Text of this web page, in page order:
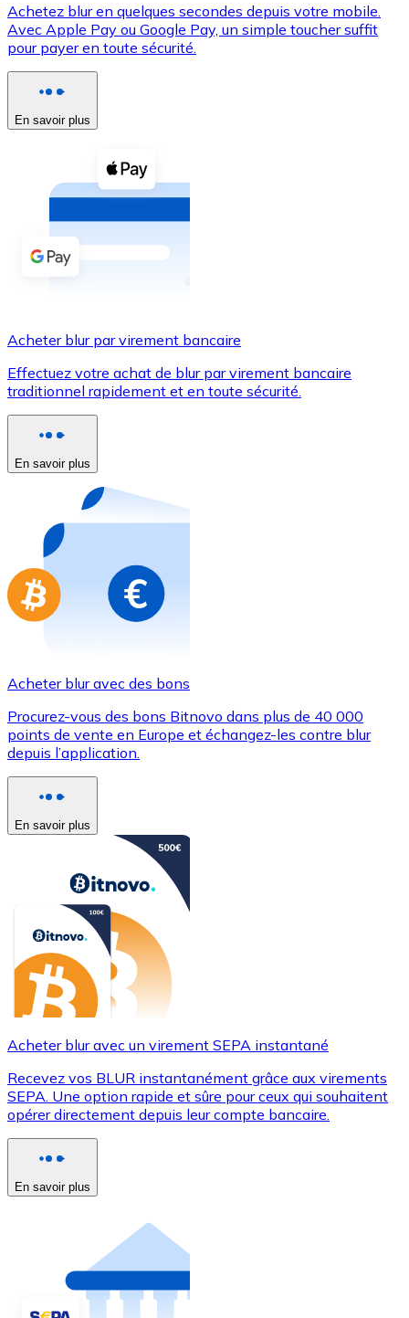
XRP
XRP
Voir toutes
Coupons crypto
Achetez des cryptomonnaies en espèces et d'autres
Acheter avec espèces
Virement SEPA
Utilisez les cartes Visa et Mastercard pour acheter
Acheter avec carte
Nouveau
Achetez des cartes-cadeaux de vos marques
Aller à la boutique de cartes-cadeaux
Achetez blur en quelques secondes depuis votre mobile.
Avec Apple Pay ou Google Pay, un simple toucher suffit
pour payer en toute sécurité.
En savoir plus
Acheter blur par virement bancaire
Effectuez votre achat de blur par virement bancaire
traditionnel rapidement et en toute sécurité.
En savoir plus
Acheter blur avec des bons
Procurez-vous des bons Bitnovo dans plus de 40 000
points de vente en Europe et échangez-les contre blur
depuis l’application.
En savoir plus
Acheter blur avec un virement SEPA instantané
Recevez vos BLUR instantanément grâce aux virements
SEPA. Une option rapide et sûre pour ceux qui souhaitent
opérer directement depuis leur compte bancaire.
En savoir plus